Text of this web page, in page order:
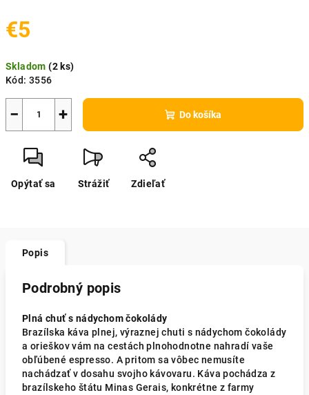
€5
cena:
Skladom(2 ks)
Kód: 3556
+
− Do košíka
Opýtať sa Strážiť Zdieľať
Popis
Podrobný popis
Plná chuť s nádychom čokolády
Brazílska káva plnej, výraznej chuti s nádychom čokolády
a orieškov vám na cestách plnohodnotne nahradí vaše
obľúbené espresso. A pritom sa vôbec nemusíte
nachádzať v dosahu svojho kávovaru. Káva pochádza z
brazílskeho štátu Minas Gerais, konkrétne z farmy